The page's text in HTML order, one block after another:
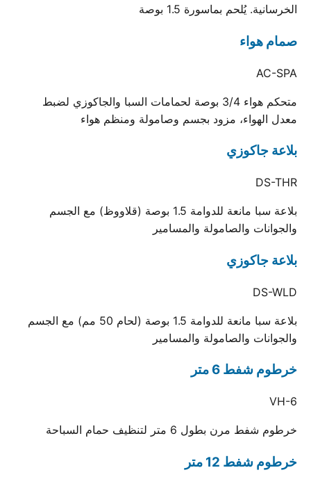
الخرسانية. يُلحم بماسورة 1.5 بوصة
صمام هواء
AC-SPA
متحكم هواء 3/4 بوصة لحمامات السبا والجاكوزي لضبط
معدل الهواء، مزود بجسم وصامولة ومنظم هواء
بلاعة جاكوزي
DS-THR
بلاعة سبا مانعة للدوامة 1.5 بوصة (قلاووظ) مع الجسم
والجوانات والصامولة والمسامير
بلاعة جاكوزي
DS-WLD
بلاعة سبا مانعة للدوامة 1.5 بوصة (لحام 50 مم) مع الجسم
والجوانات والصامولة والمسامير
خرطوم شفط 6 متر
VH-6
خرطوم شفط مرن بطول 6 متر لتنظيف حمام السباحة
خرطوم شفط 12 متر